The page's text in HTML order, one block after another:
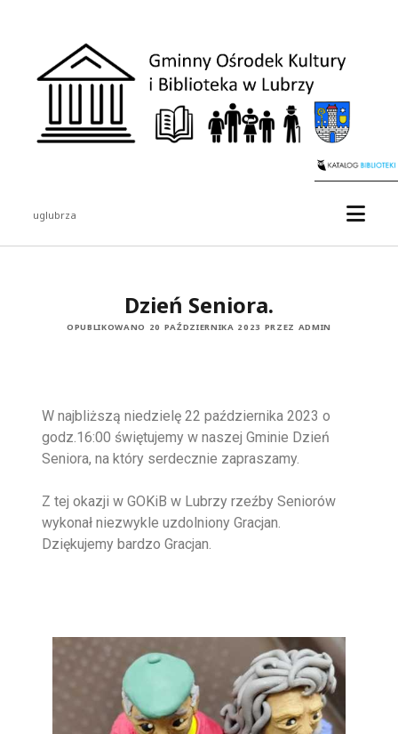
uglubrza
Dzień Seniora.
OPUBLIKOWANO 20 PAŹDZIERNIKA 2023 PRZEZ ADMIN
W najbliższą niedzielę 22 października 2023 o
godz.16:00 świętujemy w naszej Gminie Dzień
Seniora, na który serdecznie zapraszamy.
Z tej okazji w GOKiB w Lubrzy rzeźby Seniorów
wykonał niezwykle uzdolniony Gracjan.
Dziękujemy bardzo Gracjan.